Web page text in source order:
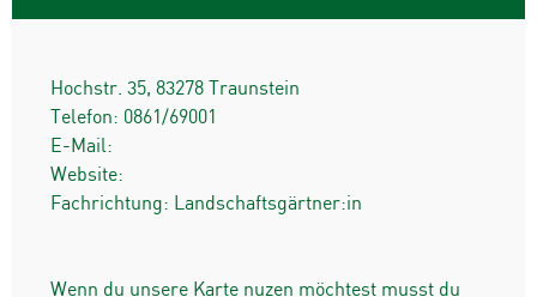
Hochstr. 35, 83278
Traunstein
Telefon: 0861/69001
E-Mail:
Website:
Fachrichtung: Landschaftsgärtner:in
Wenn du unsere Karte nuzen möchtest musst du